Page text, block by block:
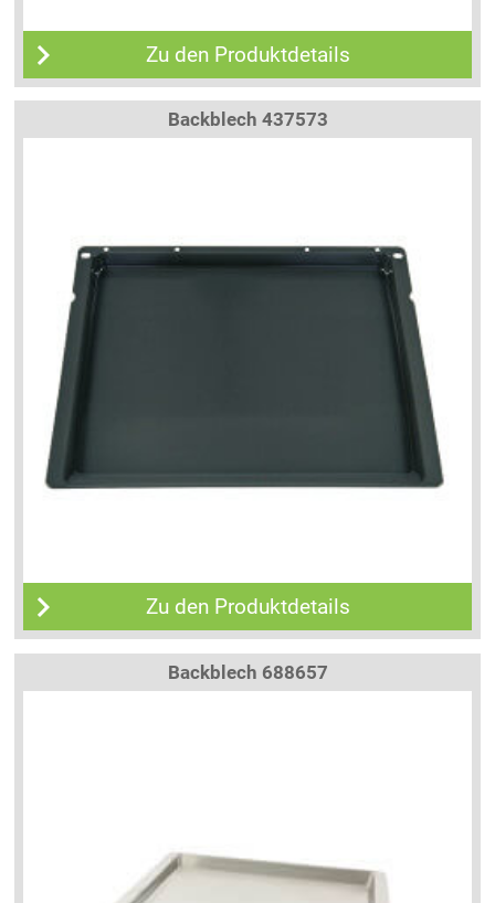
Zu den Produktdetails
Backblech 437573
Zu den Produktdetails
Backblech 688657